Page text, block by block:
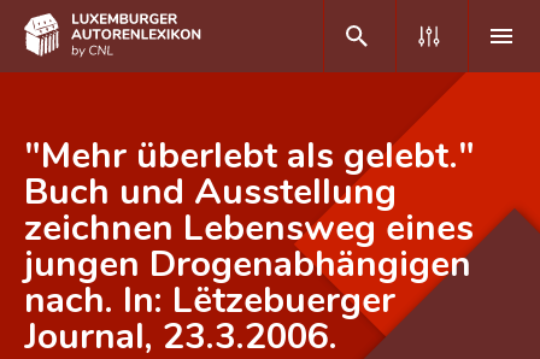
DE FR
Home
Autor(inn)en A-Z
Erweiterte Suche
"Mehr überlebt als gelebt."
Buch und Ausstellung
zeichnen Lebensweg eines
jungen Drogenabhängigen
nach. In: Lëtzebuerger
Journal, 23.3.2006.